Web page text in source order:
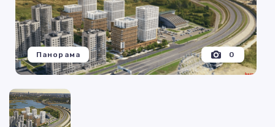
0
Панорама